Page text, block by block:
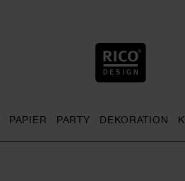
PAPIER PARTY DEKORATION